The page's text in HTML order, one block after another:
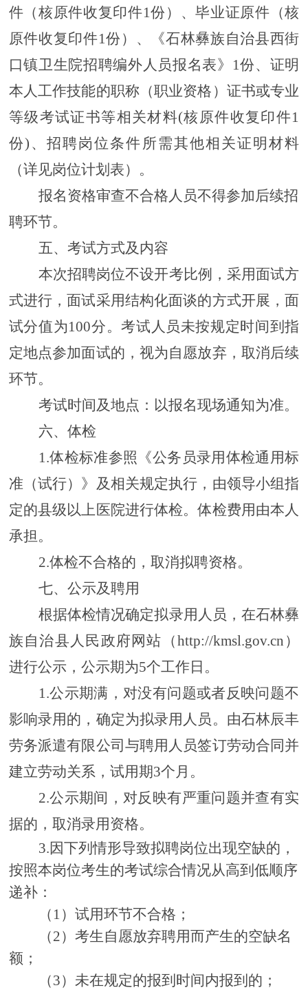
件（核原件收复印件1份）、毕业证原件（核
原件收复印件1份）、《石林彝族自治县西街
口镇卫生院招聘编外人员报名表》 1份、 证明
本人工作技能的职称（职业资格）证书或专业
等级考试证书等相关材料(核原件收复印件1
份) 、招聘岗位条件所需其他相关证明材料
（详见岗位计划表）。
报名资格审查不合格人员不得参加后续招
聘环节。
五、考试方式及内容
本次招聘岗位不设开考比例 ， 采用面试方
式进行 ，面试采用结构化面谈的方式开展，面
试分值为100分。考试人员未按规定时间到指
定地点参加面试的，视为自愿放弃，取消后续
环节。
考试时间及地点：以报名现场通知为准。
六、体检
1.体检标准参照《公务员录用体检通用标
准（试行）》及相关规定执行，由领导小组指
定的县级以上医院进行体检。体检费用由本人
承担。
2.体检不合格的，取消拟聘资格。
七、公示及聘用
根据体检情况确定拟录用人员，在石林彝
族自治县人民政府网站（http://kmsl.gov.cn）
进行公示，公示期为5个工作日。
1.公示期满，对没有问题或者反映问题不
影响录用的，确定为拟录用人员。由石林辰丰
劳务派遣有限公司与聘用人员签订劳动合同并
建立劳动关系，试用期3个月。
2.公示期间，对反映有严重问题并查有实
据的，取消录用资格。
3.因下列情形导致拟聘岗位出现空缺的，
按照本岗位考生的考试综合情况从高到低顺序
递补：
（ 1） 试用环节不合格；
（2） 考生自愿放弃聘用而产生的空缺名
额；
（3） 未在规定的报到时间内报到的；